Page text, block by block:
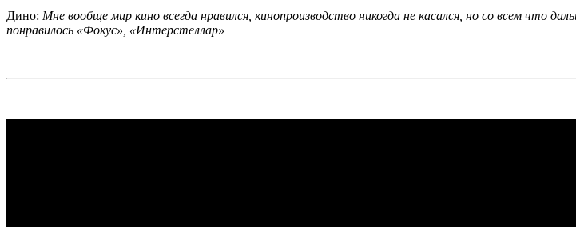
Дино: Мне вообще мир кино всегда нравился, кинопроизводство никогда не касался, но со всем что
понравилось «Фокус», «Интерстеллар»